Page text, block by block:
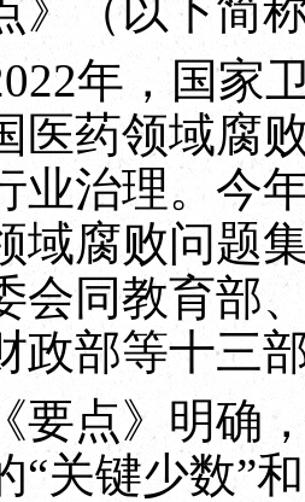
》（以下简
年，国家卫
医药领域腐
业治理。今
域腐败问题
会同教育部
政部等十三
》明确，
“关键少数”